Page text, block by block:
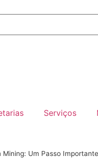
Serviços
Mining: Um Passo